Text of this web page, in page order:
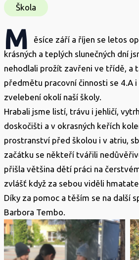
Škola
M
ěsíce září a říjen se letos
krásných a teplých slunečných dní
nehodlali prožít zavřeni ve třídě, a
předmětu pracovní činnosti se 4.A i
zvelebení okolí naší školy.
Hrabali jsme listí, trávu i jehličí,
doskočišti a v okrasných keřích
prostranství před školou i v atriu,
začátku se někteří tvářili
přišla většina dětí práci na
zvlášť když za sebou viděli
Díky za pomoc a těším se na další
Barbora Tembo.